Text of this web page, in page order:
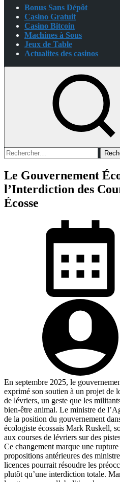
Bonus Sans Dépôt
Casino Gratuit
Casino Bitcoin
Machines à Sous
Jeux de Table
Actualites des casinos
Rechercher :
Le Gouvernement
l’Interdiction des
Écosse
En septembre 2025, le
exprimé son soutien à un projet de
de lévriers, un geste que les
bien-être animal. Le ministre de
de la position du gouvernement
écologiste écossais Mark Ruskell,
aux courses de lévriers sur des
Ce changement marque une
propositions antérieures des
licences pourrait résoudre les
plutôt qu’une interdiction totale.